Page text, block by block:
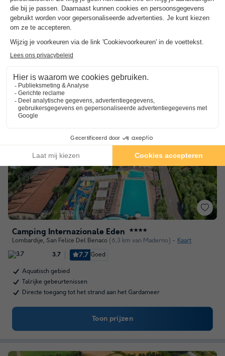
7.8 Goed
Aquatisch gebied
Talrijke activiteiten en evenementen
Aan de oevers van het Gardameer
Toon prijzen
Camping Internazionale Eden ★★★★
Lombardije, San Felice Del Benaco (6,3 km van Maderno) Kaart
3.7 7.7 Goed
Aquatisch gebied
Talrijke gebeurtenissen
Directe toegang tot het strand aan het Gardameer
Toon prijzen